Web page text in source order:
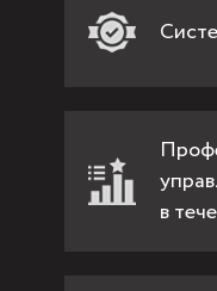
в